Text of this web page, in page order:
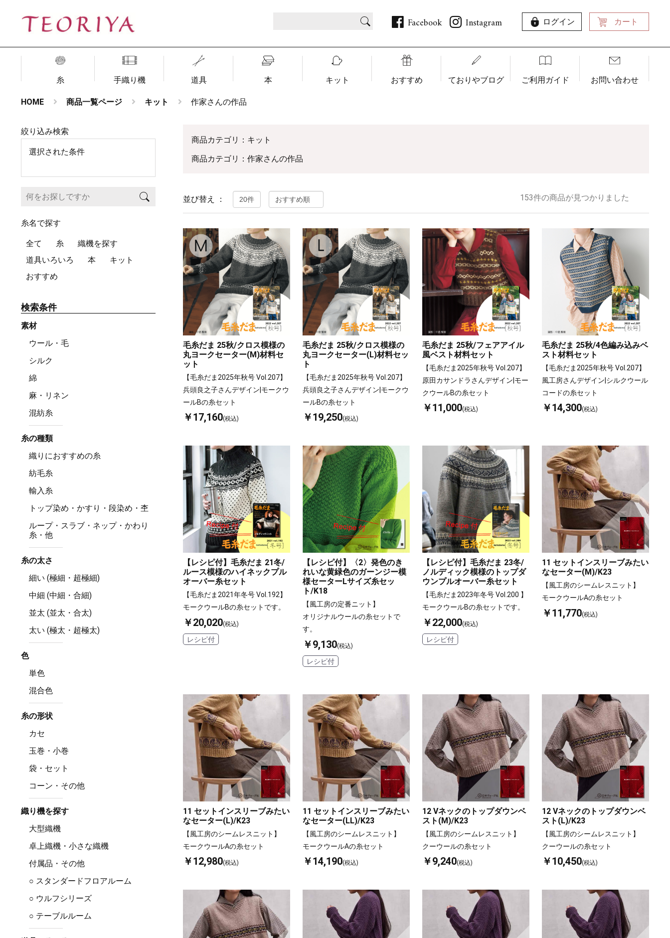
Facebook Instagram ログイン カート
糸 手織り機 道具 本 キット おすすめ ておりやブログ ご利用ガイド お問い合わせ
HOME 商品一覧ページ キット 作家さんの作品
商品カテゴリ：キット
商品カテゴリ：作家さんの作品
並び替え ： 153件の商品が見つかりました
毛糸だま 25秋/クロス模様の
丸ヨークセーター(M)材料セ
ット
【毛糸だま2025年秋号 Vol.207】
兵頭良之子さんデザイン|モークウ
ールBの糸セット
￥17,160(税込)
毛糸だま 25秋/クロス模様の
丸ヨークセーター(L)材料セッ
ト
【毛糸だま2025年秋号 Vol.207】
兵頭良之子さんデザイン|モークウ
ールBの糸セット
￥19,250(税込)
毛糸だま 25秋/フェアアイル
風ベスト材料セット
【毛糸だま2025年秋号 Vol.207】
原田カサンドラさんデザイン|モー
クウールBの糸セット
￥11,000(税込)
毛糸だま 25秋/4色編み込みベ
スト材料セット
【毛糸だま2025年秋号 Vol.207】
風工房さんデザイン|シルクウール
コードの糸セット
￥14,300(税込)
【レシピ付】毛糸だま 21冬/
ルース模様のハイネックプル
オーバー糸セット
【毛糸だま2021年冬号 Vol.192】
モークウールBの糸セットです。
￥20,020(税込)
レシピ付
【レシピ付】〈2〉発色のき
れいな黄緑色のガーンジー模
様セーターLサイズ糸セッ
ト/K18
【風工房の定番ニット】
オリジナルウールの糸セットで
す。
￥9,130(税込)
レシピ付
【レシピ付】毛糸だま 23冬/
ノルディック模様のトップダ
ウンプルオーバー糸セット
【毛糸だま2023年冬号 Vol.200 】
モークウールBの糸セットです。
￥22,000(税込)
レシピ付
11 セットインスリーブみたい
なセーター(M)/K23
【風工房のシームレスニット】
モークウールAの糸セット
￥11,770(税込)
11 セットインスリーブみたい
なセーター(L)/K23
【風工房のシームレスニット】
モークウールAの糸セット
￥12,980(税込)
11 セットインスリーブみたい
なセーター(LL)/K23
【風工房のシームレスニット】
モークウールAの糸セット
￥14,190(税込)
12 Vネックのトップダウンベ
スト(M)/K23
【風工房のシームレスニット】
クーウールの糸セット
￥9,240(税込)
12 Vネックのトップダウンベ
スト(L)/K23
【風工房のシームレスニット】
クーウールの糸セット
￥10,450(税込)
絞り込み検索
選択された条件
糸名で探す
全て 糸
織機を探す
道具いろいろ
本
キット
おすすめ
検索条件
素材
ウール・毛
シルク
綿
麻・リネン
混紡糸
糸の種類
織りにおすすめの糸
紡毛糸
輸入糸
トップ染め・かすり・段染め・杢
ループ・スラブ・ネップ・かわり
糸・他
糸の太さ
細い (極細・超極細)
中細 (中細・合細)
並太 (並太・合太)
太い (極太・超極太)
色
単色
混合色
糸の形状
カセ
玉巻・小巻
袋・セット
コーン・その他
織り機を探す
大型織機
卓上織機・小さな織機
付属品・その他
○ スタンダードフロアルーム
○ ウルフシリーズ
○ テーブルルーム